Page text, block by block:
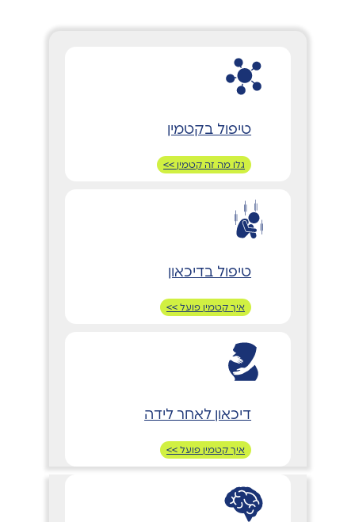
טיפול בקטמין
גלו מה זה קטמין >>
טיפול בדיכאון
איך קטמין פועל >>
דיכאון לאחר לידה
איך קטמין פועל >>